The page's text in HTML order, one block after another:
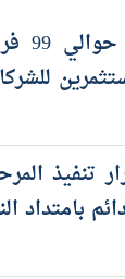
تنفيذ